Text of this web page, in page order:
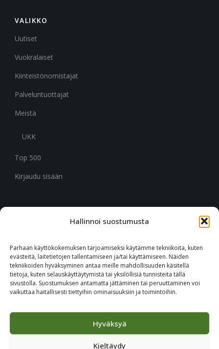
Hallinnoi suostumusta
Parhaan käyttökokemuksen tarjoamiseksi käytämme tekniikoita, kuten
evästeitä, laitetietojen tallentamiseen ja/tai käyttämiseen. Näiden
tekniikoiden hyväksyminen antaa meille mahdollisuuden käsitellä
tietoja, kuten selauskäyttäytymistä tai yksilöllisiä tunnisteita tällä
sivustolla. Suostumuksen antamatta jättäminen tai peruuttaminen voi
vaikuttaa haitallisesti tiettyihin ominaisuuksiin ja toimintoihin.
Hyväksyä
Kieltäydy
VALIKKO
Uutiset
Vuokralaiset
Kiinteistönomistajat
Palveluntuottajat
Meistä
UKK
Top 500
Kirjaudu sisään
CITYMARK SUOMI
02330 Espoo
+46 651 760 400
Tilaa Citymark-uutiskirje